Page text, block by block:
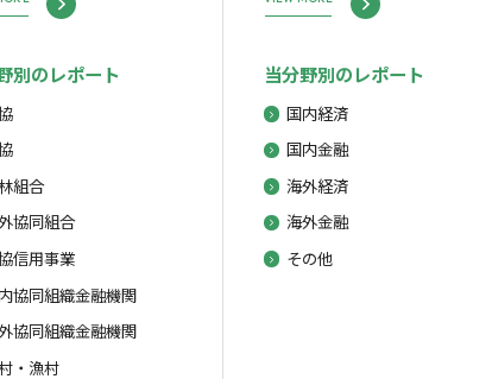
別のレポート
組合
協同組合
信用事業
協同組織金融機関
協同組織金融機関
・漁村
当分野別のレポート
国内経済
国内金融
海外経済
海外金融
その他